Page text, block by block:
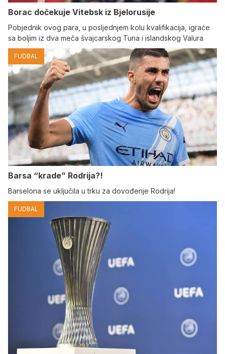
Borac dočekuje Vitebsk iz Bjelorusije
Pobjednik ovog para, u posljednjem kolu kvalifikacija, igraće
sa boljim iz dva meča švajcarskog Tuna i islandskog Valura
FUDBAL
Barsa “krade” Rodrija?!
Barselona se uključila u trku za dovođenje Rodrija!
FUDBAL